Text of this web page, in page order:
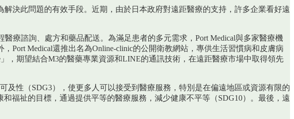
決此問題的有效手段。近期，由於日本政府對遠距醫療的支持，許多企業看好遠
療諮詢、處方和藥品配送。為滿足患者的多元需求，Port Medical與多家醫療機
Port Medical還推出名為Online-clinic的公開衛教網站，專供生活習慣病和皮膚病
，期望結合M3的醫藥專業資源和LINE的通訊技術，在遠距醫療市場中取得領先
性（SDG3），使更多人可以接受到醫療服務，特別是在偏遠地區或資源有限的
福祉的目標，通過提供平等的醫療服務，減少健康不平等（SDG10）。最後，遠